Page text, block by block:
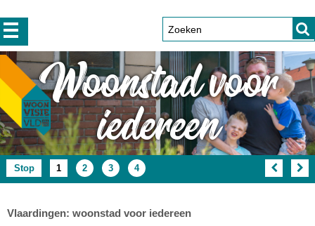
Woonstad voor
iedereen
StopanimatieArtikel
1 (Huidige
artikel)
Artikel
2 Artikel
3 Artikel
4
Vlaardingen: woonstad voor iedereen